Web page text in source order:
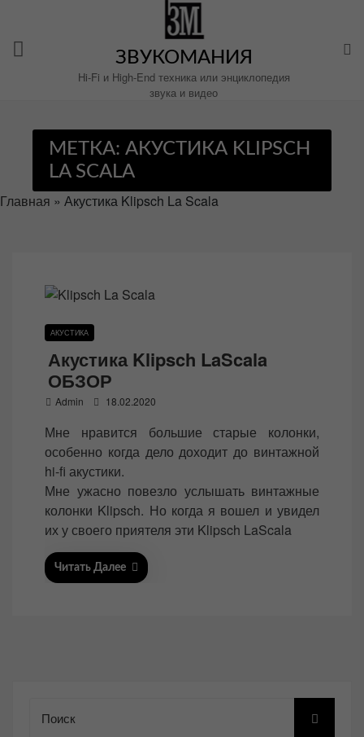
содержимому
ЗВУКОМАНИЯ
Hi-Fi и High-End техника или энциклопедия
звука и видео
МЕТКА: АКУСТИКА KLIPSCH
LA SCALA
Главная » Акустика Klipsch La Scala
АКУСТИКА
Акустика Klipsch LaScala
ОБЗОР
Admin
s
t
e
d
o
n
18.02.2020
Мне нравится большие старые колонки,
особенно когда дело доходит до винтажной
hi-fi акустики.
Мне ужасно повезло услышать винтажные
колонки Klipsch. Но когда я вошел и увидел
их у своего приятеля эти Klipsch LaScala
Читать Далее